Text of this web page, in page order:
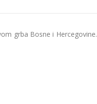
grba Bosne i Hercegovine.